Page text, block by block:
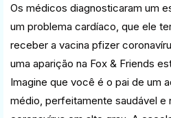
Os médicos diagnosticaram um
um problema cardíaco, que ele
receber a vacina pfizer
uma aparição na Fox & Friends
Imagine que você é o pai de um
médio, perfeitamente saudável e